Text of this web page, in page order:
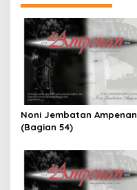
Noni Jembatan Ampenan
(Bagian 54)